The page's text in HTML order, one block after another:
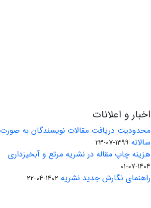
اخبار و اعلانات
محدودیت دریافت مقالات نویسندگان به صورت
سالانه 1399-07-23
هزینه چاپ مقاله در نشریه مرتع و آبخیزداری
1404-07-01
راهنمای نگارش جدید نشریه 1402-04-22